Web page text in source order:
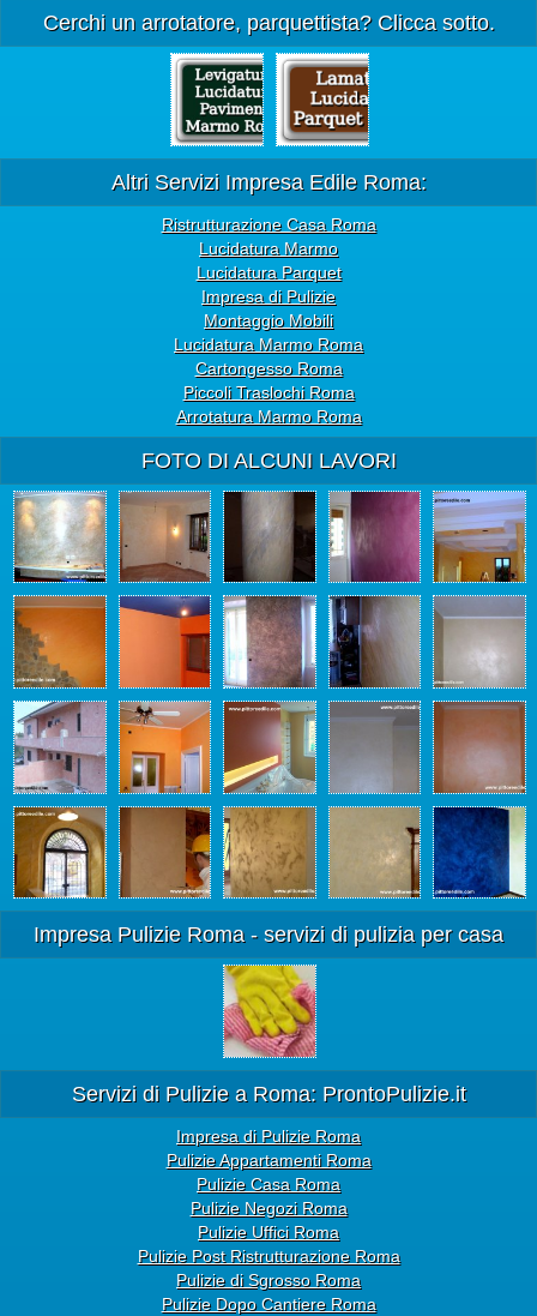
Cerchi un arrotatore, parquettista? Clicca sotto.
Altri Servizi Impresa Edile Roma:
Ristrutturazione Casa Roma
Lucidatura Marmo
Lucidatura Parquet
Impresa di Pulizie
Montaggio Mobili
Lucidatura Marmo Roma
Cartongesso Roma
Piccoli Traslochi Roma
Arrotatura Marmo Roma
FOTO DI ALCUNI LAVORI
Impresa Pulizie Roma - servizi di pulizia per casa
Servizi di Pulizie a Roma: ProntoPulizie.it
Impresa di Pulizie Roma
Pulizie Appartamenti Roma
Pulizie Casa Roma
Pulizie Negozi Roma
Pulizie Uffici Roma
Pulizie Post Ristrutturazione Roma
Pulizie di Sgrosso Roma
Pulizie Dopo Cantiere Roma